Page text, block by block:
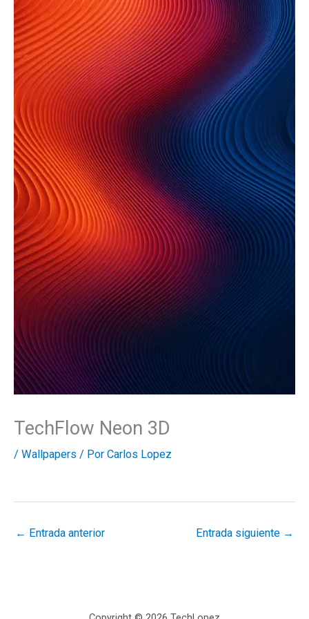
TechFlow Neon 3D
/ Wallpapers / Por Carlos Lopez
← Entrada anterior Entrada siguiente →